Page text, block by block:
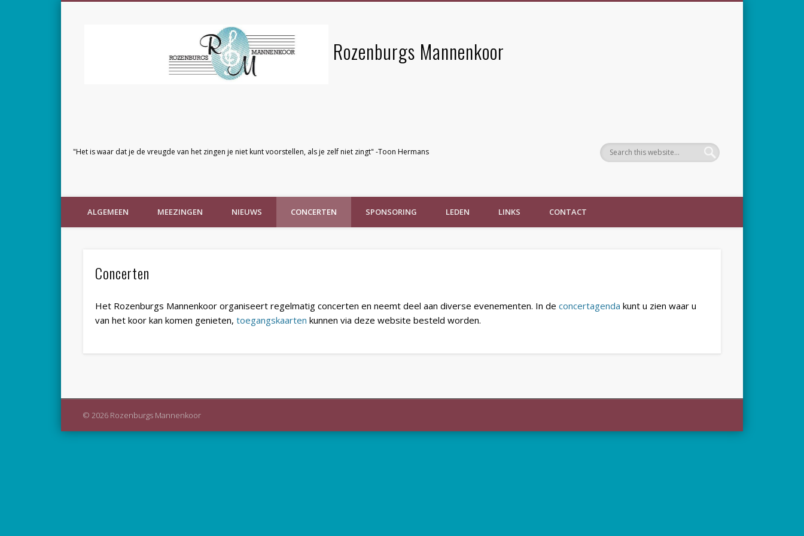
Rozenburgs Mannenkoor
"Het is waar dat je de vreugde van het zingen je niet kunt voorstellen, als je zelf niet zingt" -Toon Hermans
ALGEMEEN MEEZINGEN NIEUWS CONCERTEN SPONSORING LEDEN LINKS CONTACT
Concerten
Het Rozenburgs Mannenkoor organiseert regelmatig concerten en neemt deel aan diverse evenementen. In de concertagenda kunt u zien waar u
van het koor kan komen genieten, toegangskaarten kunnen via deze website besteld worden.
© 2026 Rozenburgs Mannenkoor